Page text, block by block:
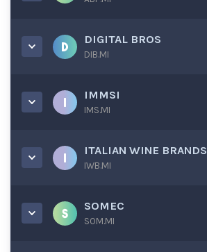
DIGITAL BROS
DIB.MI
IMMSI
IMS.MI
ITALIAN WINE BRANDS
IWB.MI
SOMEC
SOM.MI